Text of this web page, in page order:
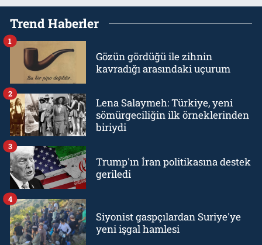
Trend Haberler
Gözün gördüğü ile zihnin
kavradığı arasındaki uçurum
1
Lena Salaymeh: Türkiye, yeni
sömürgeciliğin ilk örneklerinden
biriydi
2
Trump'ın İran politikasına destek
geriledi
3
Siyonist gaspçılardan Suriye'ye
yeni işgal hamlesi
4